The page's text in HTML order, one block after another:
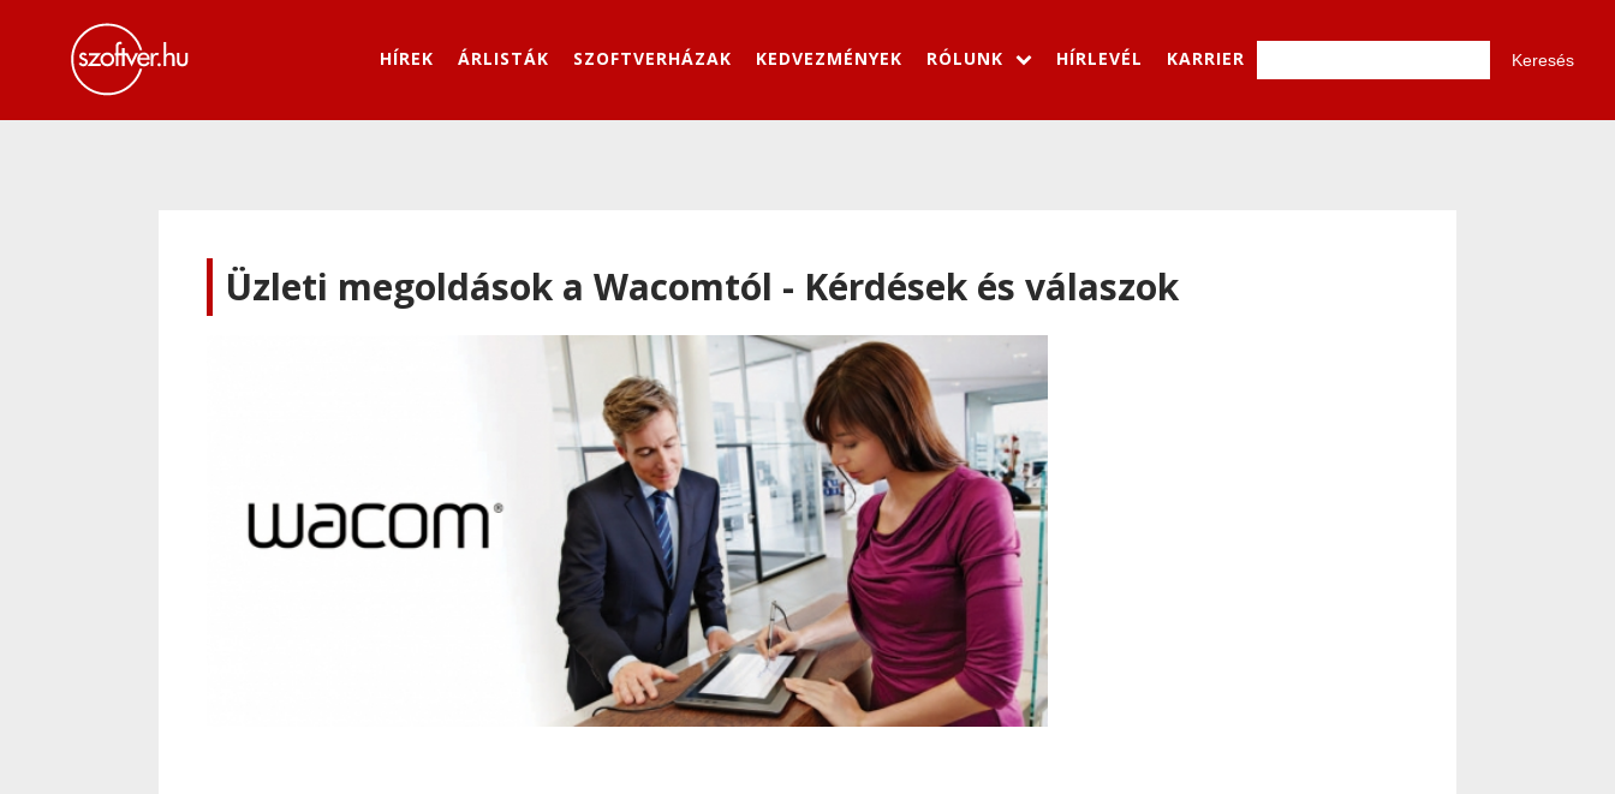
HÍREK ÁRLISTÁK SZOFTVERHÁZAK KEDVEZMÉNYEK RÓLUNK HÍRLEVÉL KARRIER
Üzleti megoldások a Wacomtól - Kérdések és válaszok